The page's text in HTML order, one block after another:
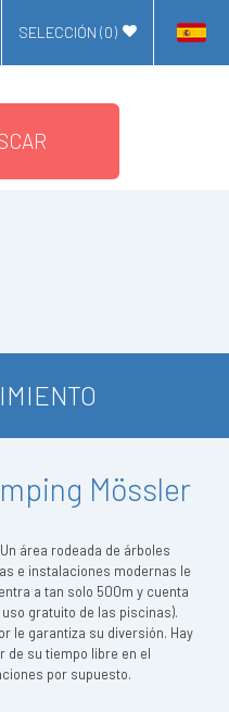
SELECCIÓN (0)
Mössler
área rodeada de árboles
e instalaciones modernas le
a tan solo 500m y cuenta
gratuito de las piscinas).
le garantiza su diversión. Hay
de su tiempo libre en el
por supuesto.